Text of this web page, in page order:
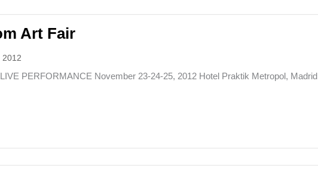
Art Fair
2012
PERFORMANCE November 23-24-25, 2012 Hotel Praktik Metropol, Madrid